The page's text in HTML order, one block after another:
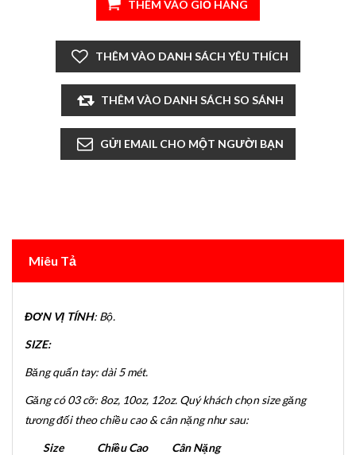
Miêu Tả
ĐƠN VỊ TÍNH: Bộ.
SIZE:
Băng quấn tay: dài 5 mét.
Găng có 03 cỡ: 8oz, 10oz, 12oz. Quý khách chọn size găng
tương đối theo chiều cao & cân nặng như sau:
Size Chiều Cao
Cân Nặng